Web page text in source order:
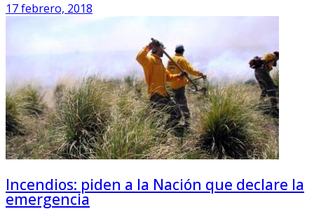
17 febrero, 2018
Incendios: piden a la Nación que declare la
emergencia